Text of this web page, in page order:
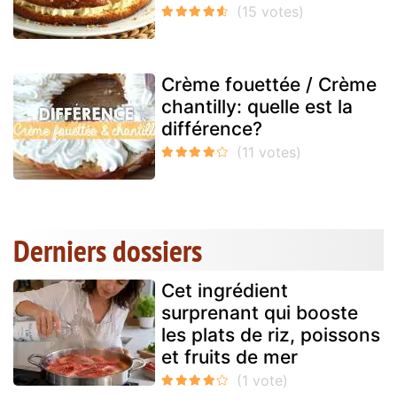
Crème fouettée / Crème
chantilly: quelle est la
différence?
Derniers dossiers
Cet ingrédient
surprenant qui booste
les plats de riz, poissons
et fruits de mer